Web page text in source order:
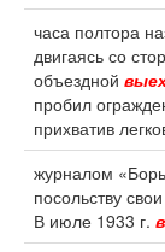
часа полтора
двигаясь со
объездной
пробил
прихватив
журналом
посольству
В июле 1933 г.